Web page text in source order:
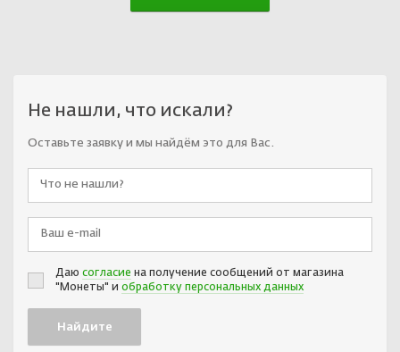
Не нашли, что искали?
Оставьте заявку и мы найдём это для Вас.
Даю согласие на получение сообщений от магазина
"Монеты" и обработку персональных данных